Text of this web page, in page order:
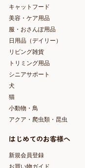
キャットフード
美容・ケア用品
服・おさんぽ用品
日用品（デイリー）
リビング雑貨
トリミング用品
シニアサポート
犬
猫
小動物・鳥
アクア・爬虫類・昆虫
はじめてのお客様へ
新規会員登録